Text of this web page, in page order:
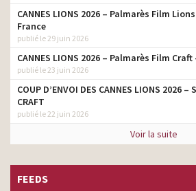
XL Airways – J’peux pas,
j’ai
réalisateur
Farming is back in town
monteur
E Leclerc Chez Moi – La
livraison à domicile à Paris
Partagez vos plus belles
histoires de Noël
monteur
CANNES LIONS 2026 – Palmarès Film
France
publié le 29 juin 2026
CANNES LIONS 2026 – Palmarès Film
publié le 23 juin 2026
COUP D’ENVOI DES CANNES LIONS 2026 –
CRAFT
publié le 22 juin 2026
Voir la suite
FEEDS